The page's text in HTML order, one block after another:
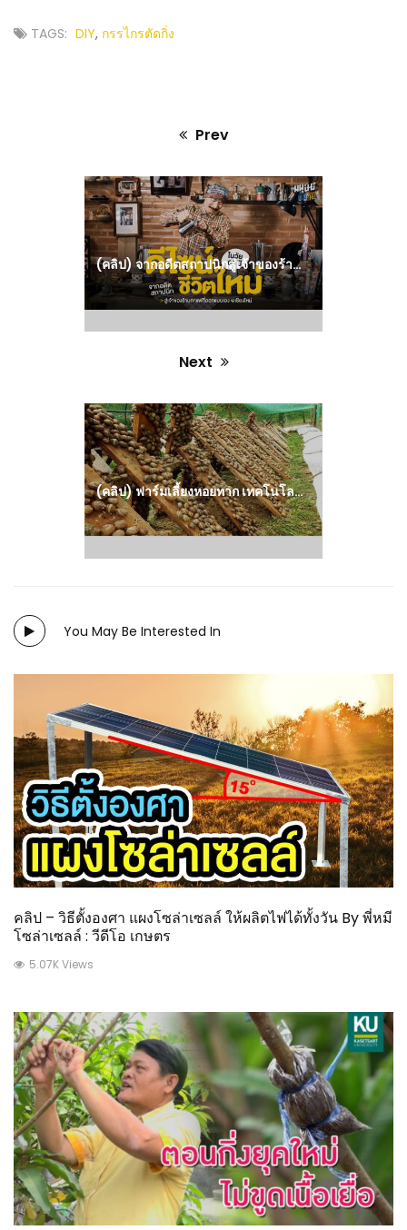
TAGS: DIY, กรรไกรตัดกิ่ง
Prev
Previous
post:
(คลิป) จากอดีตสถาปนิกสู่เจ้าของร้านกาแฟช้องชบา ที่ออกแบบเอง ณ เชียงใหม่
Next
post:
(คลิป) ฟาร์มเลี้ยงหอยทาก เทคโนโลยีการเลี้ยงหอยทาก : วีดีโอ เกษตร
You May Be Interested In
คลิป – วิธีตั้งองศา แผงโซล่าเซลล์ ให้ผลิตไฟได้ทั้งวัน By พี่หมี
โซล่าเซลล์ : วีดีโอ เกษตร
5.07K Views